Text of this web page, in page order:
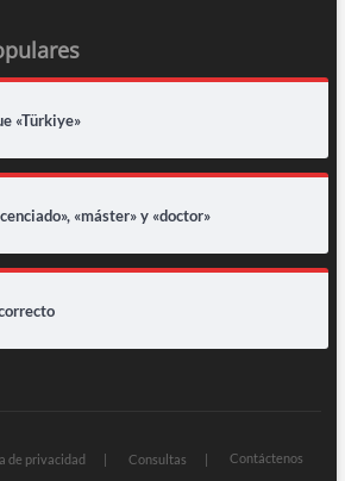
«Türkiye»
«máster» y «doctor»
de privacidad Consultas Contáctenos